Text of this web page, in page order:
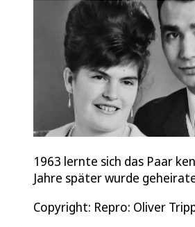
1963 lernte sich das Paar
Jahre später wurde
Copyright: Repro: Oliver